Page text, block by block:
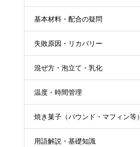
基本材料・配合の疑問
失敗原因・リカバリー
混ぜ方・泡立て・乳化
温度・時間管理
焼き菓子（パウンド・マフィン等）
用語解説・基礎知識